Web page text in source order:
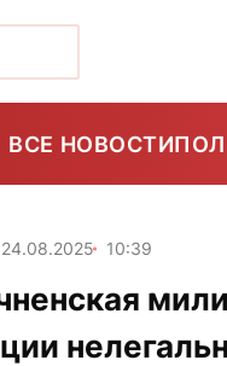
ВСЕ НОВОСТИ
24.08.2025 10:39